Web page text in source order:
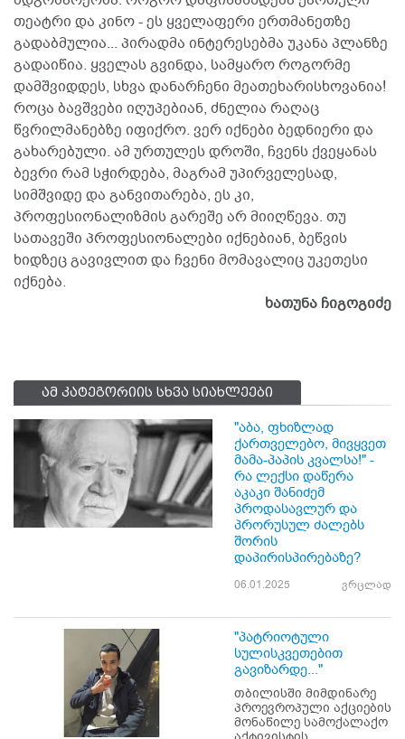
თეატრი და კინო - ეს ყველაფერი ერთმანეთზე
გადაბმულია... პირადმა ინტერესებმა უკანა პლანზე
გადაიწია. ყველას გვინდა, სამყარო როგორმე
დამშვიდდეს, სხვა დანარჩენი მეათეხარისხოვანია!
როცა ბავშვები იღუპებიან, ძნელია რაღაც
წვრილმანებზე იფიქრო. ვერ იქნები ბედნიერი და
გახარებული. ამ ურთულეს დროში, ჩვენს ქვეყანას
ბევრი რამ სჭირდება, მაგრამ უპირველესად,
სიმშვიდე და განვითარება, ეს კი,
პროფესიონალიზმის გარეშე არ მიიღწევა. თუ
სათავეში პროფესიონალები იქნებიან, ბეწვის
ხიდზეც გავივლით და ჩვენი მომავალიც უკეთესი
იქნება.
ხათუნა ჩიგოგიძე
ამ კატეგორიის სხვა სიახლეები
"აბა, ფხიზლად
ქართველებო, მივყვეთ
მამა-პაპის კვალსა!" -
რა ლექსი დაწერა
აკაკი შანიძემ
პროდასავლურ და
პრორუსულ ძალებს
შორის
დაპირისპირებაზე?
06.01.2025 ვრცლად
"პატრიოტული
სულისკვეთებით
გავიზარდე..."
თბილისში მიმდინარე
პროევროპული აქციების
მონაწილე სამოქალაქო